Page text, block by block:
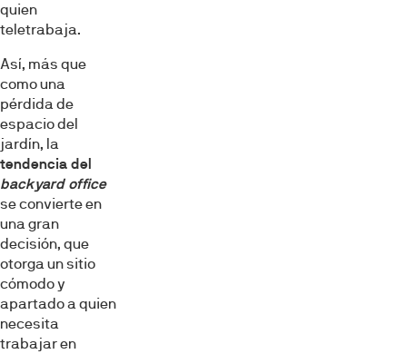
quien
teletrabaja.
Así, más que
como una
pérdida de
espacio del
jardín, la
tendencia del
backyard office
se convierte en
una gran
decisión, que
otorga un sitio
cómodo y
apartado a quien
necesita
trabajar en